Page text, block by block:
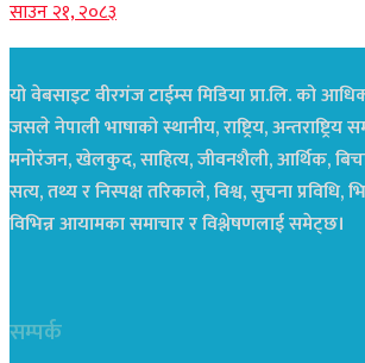
साउन २१, २०८३
यो वेबसाइट वीरगंज टाईम्स मिडिया प्रा.लि. को
जसले नेपाली भाषाको स्थानीय, राष्ट्रिय,
मनोरंजन, खेलकुद, साहित्य, जीवनशैली, आर्थिक,
सत्य, तथ्य र निस्पक्ष तरिकाले, विश्व, सुचना प्रविधि,
विभिन्न आयामका समाचार र विश्लेषणलाई समेट्छ।
सम्पर्क